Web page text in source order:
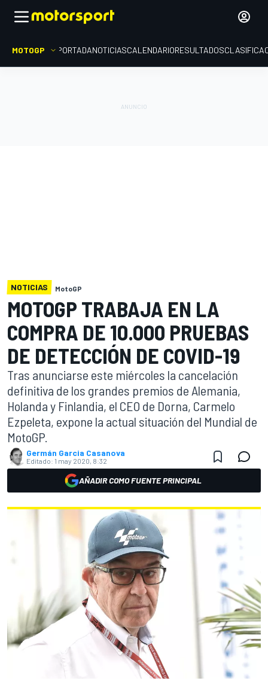
MOTOGP PORTADANOTICIASCALENDARIORESULTADOS
NOTICIAS MotoGP
MOTOGP TRABAJA EN LA
COMPRA DE 10.000 PRUEBAS
DE DETECCIÓN DE COVID-19
Tras anunciarse este miércoles la cancelación
definitiva de los grandes premios de Alemania,
Holanda y Finlandia, el CEO de Dorna, Carmelo
Ezpeleta, expone la actual situación del Mundial de
MotoGP.
Germán Garcia Casanova
Editado: 1 may 2020, 8:32
AÑADIR COMO FUENTE PRINCIPAL